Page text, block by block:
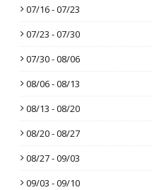
07/16 - 07/23
07/23 - 07/30
07/30 - 08/06
08/06 - 08/13
08/13 - 08/20
08/20 - 08/27
08/27 - 09/03
09/03 - 09/10